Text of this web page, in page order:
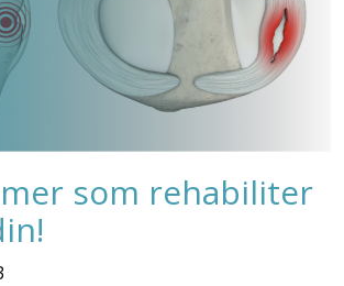
som rehabiliter